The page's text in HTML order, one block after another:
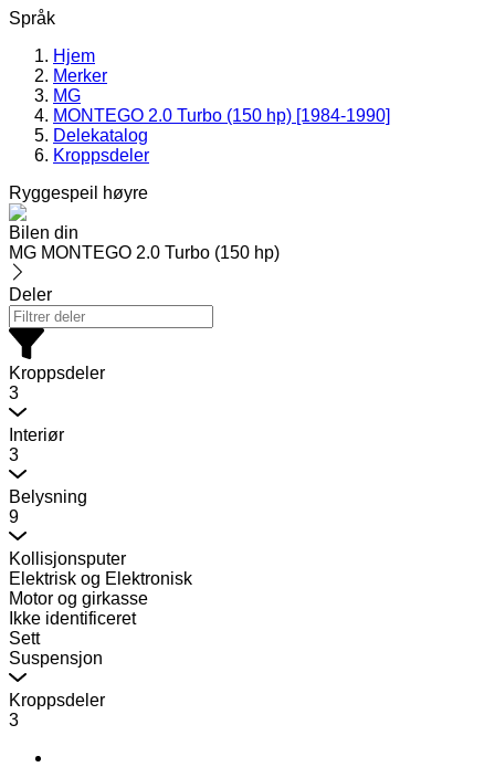
Språk
Hjem
Merker
MG
MONTEGO 2.0 Turbo (150 hp) [1984-1990]
Delekatalog
Kroppsdeler
Ryggespeil høyre
Bilen din
MG MONTEGO 2.0 Turbo (150 hp)
Deler
Kroppsdeler
3
Interiør
3
Belysning
9
Kollisjonsputer
Elektrisk og Elektronisk
Motor og girkasse
Ikke identificeret
Sett
Suspensjon
Kroppsdeler
3